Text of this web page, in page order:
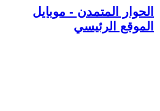
الحوار المتمدن - موبايل
الموقع الرئيسي